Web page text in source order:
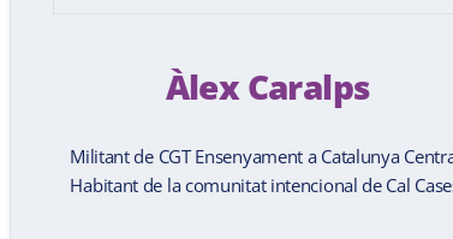
Àlex Caralps
Militant de CGT Ensenyament a Catalunya
Habitant de la comunitat intencional de Cal